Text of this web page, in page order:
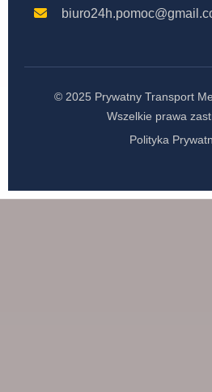
© 2025 Prywatny Transport
Wszelkie prawa
Polityka